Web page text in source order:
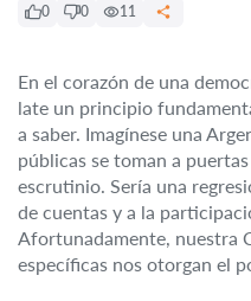
0
0 11
En el corazón de una
late un principio
a saber. Imagínese una
públicas se toman a
escrutinio. Sería una
de cuentas y a la
Afortunadamente, nuestra
específicas nos otorgan el